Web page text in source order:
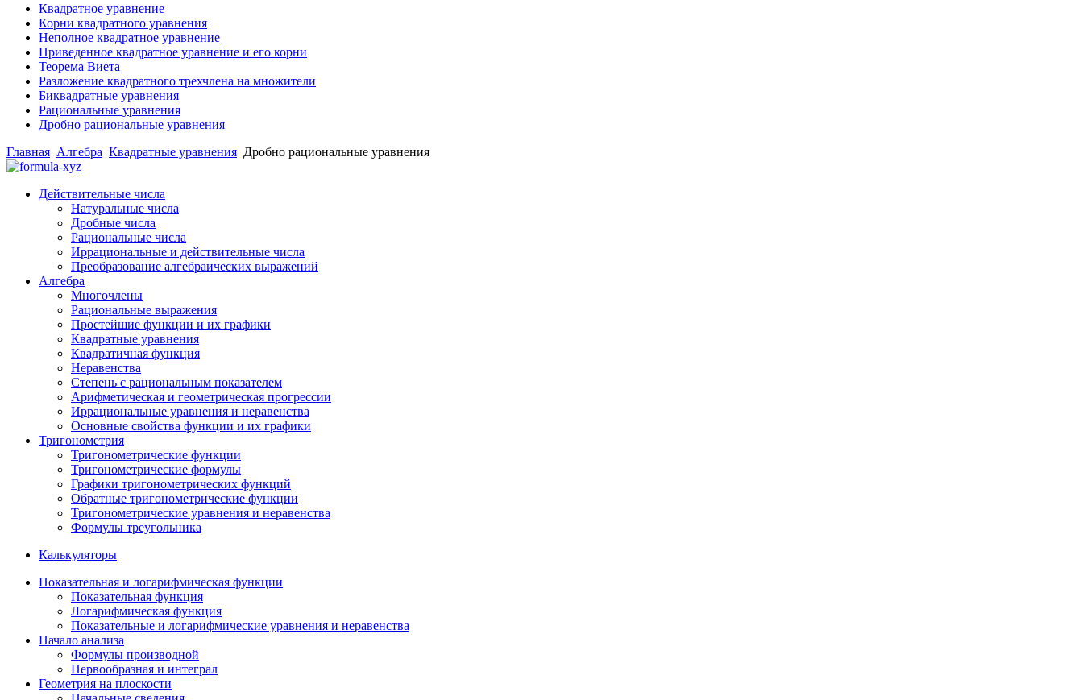
Квадратное уравнение
Корни квадратного уравнения
Неполное квадратное уравнение
Приведенное квадратное уравнение и его корни
Теорема Виета
Разложение квадратного трехчлена на множители
Биквадратные уравнения
Рациональные уравнения
Дробно рациональные уравнения
Главная Алгебра Квадратные уравнения Дробно рациональные уравнения
Действительные числа
Натуральные числа
Дробные числа
Рациональные числа
Иррациональные и действительные числа
Преобразование алгебраических выражений
Алгебра
Многочлены
Рациональные выражения
Простейшие функции и их графики
Квадратные уравнения
Квадратичная функция
Неравенства
Степень с рациональным показателем
Арифметическая и геометрическая прогрессии
Иррациональные уравнения и неравенства
Основные свойства функции и их графики
Тригонометрия
Тригонометрические функции
Тригонометрические формулы
Графики тригонометрических функций
Обратные тригонометрические функции
Тригонометрические уравнения и неравенства
Формулы треугольника
Калькуляторы
Показательная и логарифмическая функции
Показательная функция
Логарифмическая функция
Показательные и логарифмические уравнения и неравенства
Начало анализа
Формулы производной
Первообразная и интеграл
Геометрия на плоскости